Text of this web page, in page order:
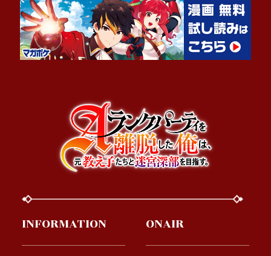
INFORMATION ONAIR